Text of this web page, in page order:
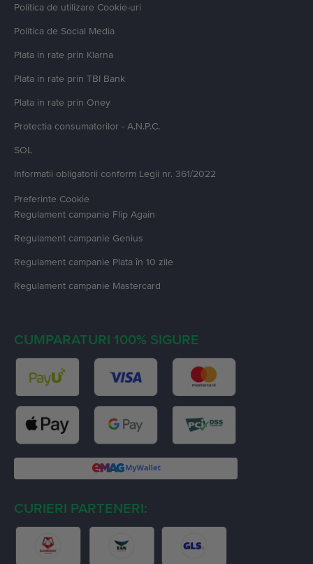
Politica de utilizare Cookie-uri
Politica de Social Media
Plata in rate prin Klarna
Plata in rate prin TBI Bank
Plata in rate prin Oney
Protectia consumatorilor - A.N.P.C.
SOL
Informatii obligatorii conform Legii nr. 361/2022
Preferinte Cookie
Regulament campanie Flip Again
Regulament campanie Genius
Regulament campanie Plata în 10 zile
Regulament campanie Mastercard
CUMPARATURI 100% SIGURE
CURIERI PARTENERI: